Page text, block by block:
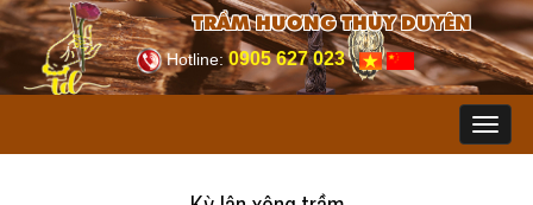
TRẦM HƯƠNG THÙY DUYÊN
Hotline:0905 627 023
Toggle